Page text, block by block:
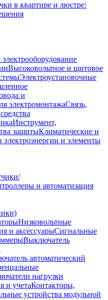
в квартире и люстре:
Высоковольтное и щитовое
Электроустановочные
и
электромонтажаСвязь,
Инструмент,
защитыКлиматические и
электроэнергии и элементы
и автоматизация
Низковольтные
и аксессуарыСигнальные
Выключатель
автоматический
нагрузки
и учетаКонтакторы,
устройства модульной